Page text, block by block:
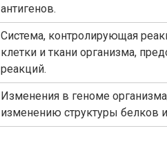
антигенов.
Система, контролирующая
клетки и ткани организма,
реакций.
Изменения в геноме
изменению структуры белков